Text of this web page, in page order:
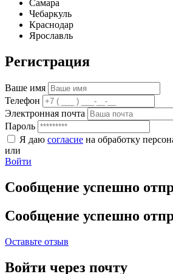
Самара
Чебаркуль
Краснодар
Ярославль
Регистрация
Ваше имя
Телефон
Электронная почта
Пароль
Я даю согласие на обработку
или
Войти
Сообщение успешно
Сообщение успешно
Оставьте отзыв
Войти через почту